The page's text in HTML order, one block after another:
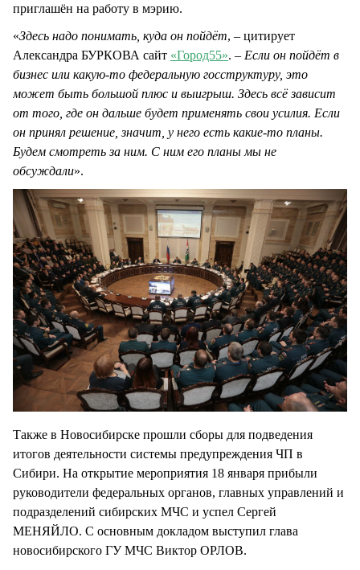
приглашён на работу в мэрию.
«Здесь надо понимать, куда он пойдёт, – цитирует
Александра БУРКОВА сайт «Город55». – Если он пойдёт в
бизнес или какую-то федеральную госструктуру, это
может быть большой плюс и выигрыш. Здесь всё зависит
от того, где он дальше будет применять свои усилия. Если
он принял решение, значит, у него есть какие-то планы.
Будем смотреть за ним. С ним его планы мы не
обсуждали».
Также в Новосибирске прошли сборы для подведения
итогов деятельности системы предупреждения ЧП в
Сибири. На открытие мероприятия 18 января прибыли
руководители федеральных органов, главных управлений и
подразделений сибирских МЧС и успел Сергей
МЕНЯЙЛО. С основным докладом выступил глава
новосибирского ГУ МЧС Виктор ОРЛОВ.